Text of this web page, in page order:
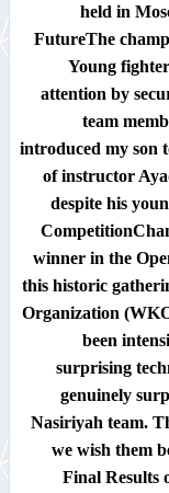
held in
FutureThe
Young fighter
attention by
team
introduced my son
of instructor
despite his
Competition
winner in the
this historic
Organization
been
surprising
genuinely
Nasiriyah team.
we wish them
Final Results